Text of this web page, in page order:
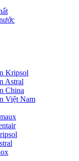
Kripsol
Astral
China
Việt Nam